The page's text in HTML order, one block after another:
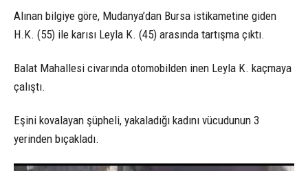
Alınan bilgiye göre, Mudanya’dan Bursa istikametine giden
H.K. (55) ile karısı Leyla K. (45) arasında tartışma çıktı.
Balat Mahallesi civarında otomobilden inen Leyla K. kaçmaya
çalıştı.
Eşini kovalayan şüpheli, yakaladığı kadını vücudunun 3
yerinden bıçakladı.